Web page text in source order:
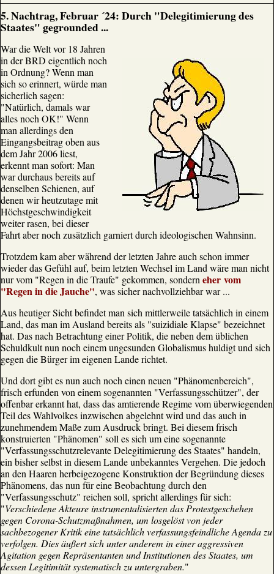
5. Nachtrag, Februar ´24: Durch "Delegitimierung des
Staates" gegrounded ...
War die Welt vor 18 Jahren
in der BRD eigentlich noch
in Ordnung? Wenn man
sich so erinnert, würde man
sicherlich sagen:
"Natürlich, damals war
alles noch OK!" Wenn
man allerdings den
Eingangsbeitrag oben aus
dem Jahr 2006 liest,
erkennt man sofort: Man
war durchaus bereits auf
denselben Schienen, auf
denen wir heutzutage mit
Höchstgeschwindigkeit
weiter rasen, bei dieser
Fahrt aber noch zusätzlich garniert durch ideologischen Wahnsinn.
Trotzdem kam aber während der letzten Jahre auch schon immer
wieder das Gefühl auf, beim letzten Wechsel im Land wäre man nicht
nur vom "Regen in die Traufe" gekommen, sonderneher vom
"Regen in die Jauche", was sicher nachvollziehbar war ...
Aus heutiger Sicht befindet man sich mittlerweile tatsächlich in einem
Land, das man im Ausland bereits als "suizidiale Klapse" bezeichnet
hat. Das nach Betrachtung einer Politik, die neben dem üblichen
Schuldkult nun noch einem ungesunden Globalismus huldigt und sich
gegen die Bürger im eigenen Lande richtet.
Und dort gibt es nun auch noch einen neuen "Phänomenbereich",
frisch erfunden von einem sogenannten "Verfassungsschützer", der
offenbar erkannt hat, dass das amtierende Regime vom überwiegenden
Teil des Wahlvolkes inzwischen abgelehnt wird und das auch in
zunehmendem Maße zum Ausdruck bringt. Bei diesem frisch
konstruierten "Phänomen" soll es sich um eine sogenannte
"Verfassungsschutzrelevante Delegitimierung des Staates" handeln,
ein bisher selbst in diesem Lande unbekanntes Vergehen. Die jedoch
an den Haaren herbeigezogene Konstruktion der Begründung dieses
Phänomens, das nun für eine Beobachtung durch den
"Verfassungsschutz" reichen soll, spricht allerdings für sich:
"Verschiedene Akteure instrumentalisierten das Protestgeschehen
gegen Corona-Schutzmaßnahmen, um losgelöst von jeder
sachbezogener Kritik eine tatsächlich verfassungsfeindliche Agenda zu
verfolgen. Dies äußert sich unter anderem in einer aggressiven
Agitation gegen Repräsentanten und Institutionen des Staates, um
dessen Legitimität systematisch zu untergraben."